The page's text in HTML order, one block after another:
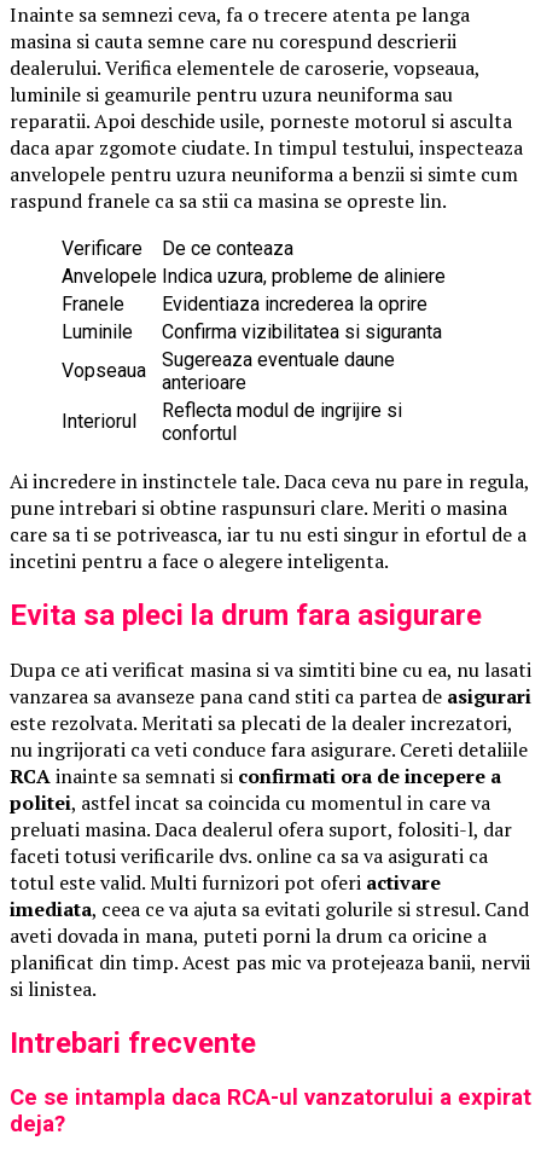
Inainte sa semnezi ceva, fa o trecere atenta pe langa
masina si cauta semne care nu corespund descrierii
dealerului. Verifica elementele de caroserie, vopseaua,
luminile si geamurile pentru uzura neuniforma sau
reparatii. Apoi deschide usile, porneste motorul si asculta
daca apar zgomote ciudate. In timpul testului, inspecteaza
anvelopele pentru uzura neuniforma a benzii si simte cum
raspund franele ca sa stii ca masina se opreste lin.
Verificare
De ce conteaza
Anvelopele Indica uzura, probleme de aliniere
Franele
Evidentiaza increderea la oprire
Luminile
Confirma vizibilitatea si siguranta
Vopseaua
Sugereaza eventuale daune
anterioare
Interiorul
Reflecta modul de ingrijire si
confortul
Ai incredere in instinctele tale. Daca ceva nu pare in regula,
pune intrebari si obtine raspunsuri clare. Meriti o masina
care sa ti se potriveasca, iar tu nu esti singur in efortul de a
incetini pentru a face o alegere inteligenta.
Evita sa pleci la drum fara asigurare
Dupa ce ati verificat masina si va simtiti bine cu ea, nu lasati
vanzarea sa avanseze pana cand stiti ca partea de asigurari
este rezolvata. Meritati sa plecati de la dealer increzatori,
nu ingrijorati ca veti conduce fara asigurare. Cereti detaliile
RCAinainte sa semnati si confirmati ora de incepere a
politei, astfel incat sa coincida cu momentul in care va
preluati masina. Daca dealerul ofera suport, folositi-l, dar
faceti totusi verificarile dvs. online ca sa va asigurati ca
totul este valid. Multi furnizori pot oferi activare
imediata, ceea ce va ajuta sa evitati golurile si stresul. Cand
aveti dovada in mana, puteti porni la drum ca oricine a
planificat din timp. Acest pas mic va protejeaza banii, nervii
si linistea.
Intrebari frecvente
Ce se intampla daca RCA-ul vanzatorului a expirat
deja?